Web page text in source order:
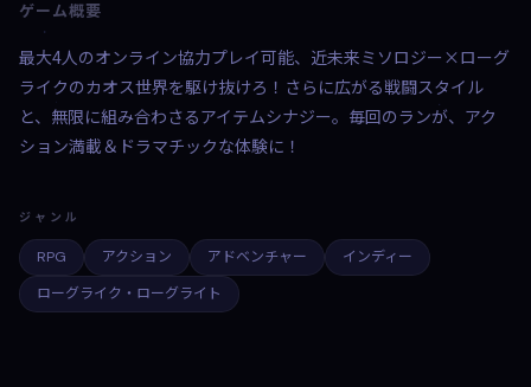
ゲーム概要
最大4人のオンライン協力プレイ可能、近未来ミソロジー×ローグ
ライクのカオス世界を駆け抜けろ！さらに広がる戦闘スタイル
と、無限に組み合わさるアイテムシナジー。毎回のランが、アク
ション満載＆ドラマチックな体験に！
ジャンル
RPG アクション アドベンチャー
インディー
ローグライク・ローグライト